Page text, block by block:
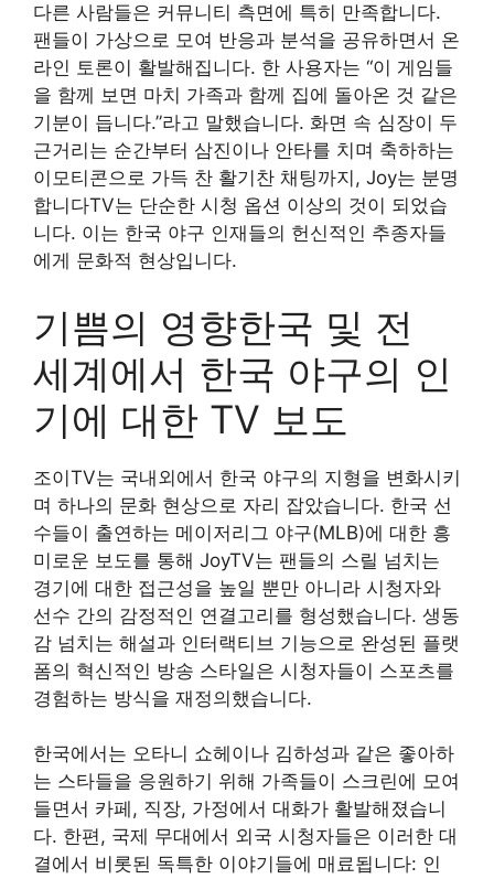
다른 사람들은 커뮤니티 측면에 특히 만족합니다.
팬들이 가상으로 모여 반응과 분석을 공유하면서 온
라인 토론이 활발해집니다. 한 사용자는 “이 게임들
을 함께 보면 마치 가족과 함께 집에 돌아온 것 같은
기분이 듭니다.”라고 말했습니다. 화면 속 심장이 두
근거리는 순간부터 삼진이나 안타를 치며 축하하는
이모티콘으로 가득 찬 활기찬 채팅까지, Joy는 분명
합니다TV는 단순한 시청 옵션 이상의 것이 되었습
니다. 이는 한국 야구 인재들의 헌신적인 추종자들
에게 문화적 현상입니다.
기쁨의 영향한국 및 전
세계에서 한국 야구의 인
기에 대한 TV 보도
조이TV는 국내외에서 한국 야구의 지형을 변화시키
며 하나의 문화 현상으로 자리 잡았습니다. 한국 선
수들이 출연하는 메이저리그 야구(MLB)에 대한 흥
미로운 보도를 통해 JoyTV는 팬들의 스릴 넘치는
경기에 대한 접근성을 높일 뿐만 아니라 시청자와
선수 간의 감정적인 연결고리를 형성했습니다. 생동
감 넘치는 해설과 인터랙티브 기능으로 완성된 플랫
폼의 혁신적인 방송 스타일은 시청자들이 스포츠를
경험하는 방식을 재정의했습니다.
한국에서는 오타니 쇼헤이나 김하성과 같은 좋아하
는 스타들을 응원하기 위해 가족들이 스크린에 모여
들면서 카페, 직장, 가정에서 대화가 활발해졌습니
다. 한편, 국제 무대에서 외국 시청자들은 이러한 대
결에서 비롯된 독특한 이야기들에 매료됩니다: 인